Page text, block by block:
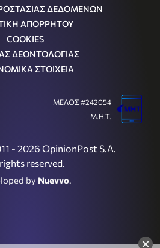
×
ΔΕΔΟΜΕΝΩΝ
ΑΠΟΡΡΗΤΟΥ
COOKIES
ΔΕΟΝΤΟΛΟΓΙΑΣ
ΣΤΟΙΧΕΙΑ
- 2026 OpinionPost S.A.
reserved.
by Nuevvo.
ΜΕΛΟΣ #242054
Μ.Η.Τ.